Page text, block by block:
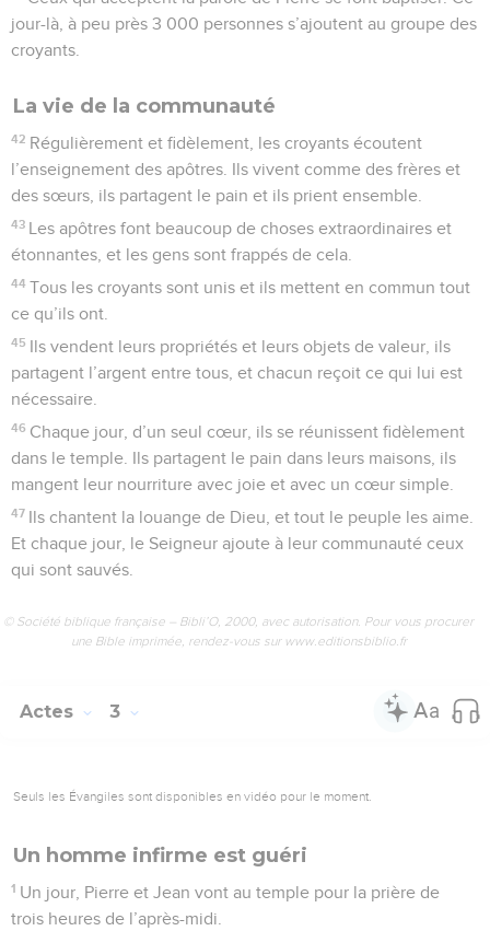
jour-là, à peu près 3 000 personnes s’ajoutent au groupe des
croyants.
La vie de la communauté
42 Régulièrement et fidèlement, les croyants écoutent
l’enseignement des apôtres. Ils vivent comme des frères et
des sœurs, ils partagent le pain et ils prient ensemble.
43 Les apôtres font beaucoup de choses extraordinaires et
étonnantes, et les gens sont frappés de cela.
44 Tous les croyants sont unis et ils mettent en commun tout
ce qu’ils ont.
45 Ils vendent leurs propriétés et leurs objets de valeur, ils
partagent l’argent entre tous, et chacun reçoit ce qui lui est
nécessaire.
46 Chaque jour, d’un seul cœur, ils se réunissent fidèlement
dans le temple. Ils partagent le pain dans leurs maisons, ils
mangent leur nourriture avec joie et avec un cœur simple.
47 Ils chantent la louange de Dieu, et tout le peuple les aime.
Et chaque jour, le Seigneur ajoute à leur communauté ceux
qui sont sauvés.
© Société biblique française – Bibli’O, 2000, avec autorisation. Pour vous procurer
une Bible imprimée, rendez-vous sur www.editionsbiblio.fr
Actes 3
Seuls les Évangiles sont disponibles en vidéo pour le moment.
Un homme infirme est guéri
1 Un jour, Pierre et Jean vont au temple pour la prière de
trois heures de l’après-midi.